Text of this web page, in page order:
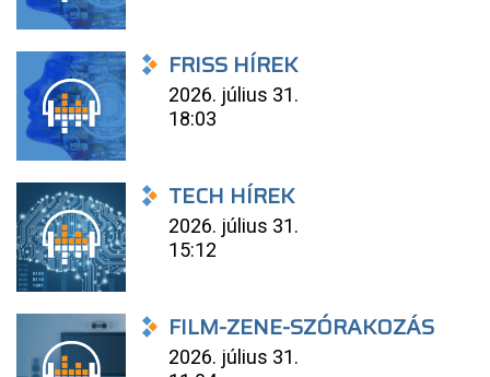
FRISS HÍREK
2026. július 31.
18:03
TECH HÍREK
2026. július 31.
15:12
FILM-ZENE-SZÓRAKOZÁS
2026. július 31.